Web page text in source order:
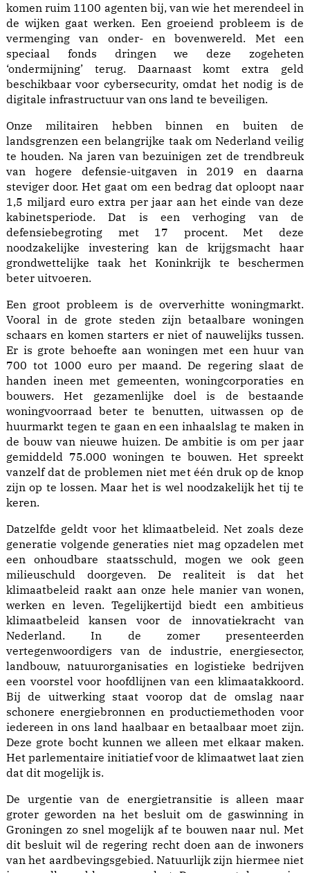
komen ruim 1100 agenten bij, van wie het merendeel in
de wijken gaat werken. Een groeiend probleem is de
vermenging van onder- en bovenwereld. Met een
speciaal fonds dringen we deze zogeheten
‘ondermijning’ terug. Daarnaast komt extra geld
beschikbaar voor cybersecurity, omdat het nodig is de
digitale infrastructuur van ons land te beveiligen.
Onze militairen hebben binnen en buiten de
landsgrenzen een belangrijke taak om Nederland veilig
te houden. Na jaren van bezuinigen zet de trendbreuk
van hogere defensie-uitgaven in 2019 en daarna
steviger door. Het gaat om een bedrag dat oploopt naar
1,5 miljard euro extra per jaar aan het einde van deze
kabinetsperiode. Dat is een verhoging van de
defensiebegroting met 17 procent. Met deze
noodzakelijke investering kan de krijgsmacht haar
grondwettelijke taak het Koninkrijk te beschermen
beter uitvoeren.
Een groot probleem is de oververhitte woningmarkt.
Vooral in de grote steden zijn betaalbare woningen
schaars en komen starters er niet of nauwelijks tussen.
Er is grote behoefte aan woningen met een huur van
700 tot 1000 euro per maand. De regering slaat de
handen ineen met gemeenten, woningcorporaties en
bouwers. Het gezamenlijke doel is de bestaande
woningvoorraad beter te benutten, uitwassen op de
huurmarkt tegen te gaan en een inhaalslag te maken in
de bouw van nieuwe huizen. De ambitie is om per jaar
gemiddeld 75.000 woningen te bouwen. Het spreekt
vanzelf dat de problemen niet met één druk op de knop
zijn op te lossen. Maar het is wel noodzakelijk het tij te
keren.
Datzelfde geldt voor het klimaatbeleid. Net zoals deze
generatie volgende generaties niet mag opzadelen met
een onhoudbare staatsschuld, mogen we ook geen
milieuschuld doorgeven. De realiteit is dat het
klimaatbeleid raakt aan onze hele manier van wonen,
werken en leven. Tegelijkertijd biedt een ambitieus
klimaatbeleid kansen voor de innovatiekracht van
Nederland. In de zomer presenteerden
vertegenwoordigers van de industrie, energiesector,
landbouw, natuurorganisaties en logistieke bedrijven
een voorstel voor hoofdlijnen van een klimaatakkoord.
Bij de uitwerking staat voorop dat de omslag naar
schonere energiebronnen en productiemethoden voor
iedereen in ons land haalbaar en betaalbaar moet zijn.
Deze grote bocht kunnen we alleen met elkaar maken.
Het parlementaire initiatief voor de klimaatwet laat zien
dat dit mogelijk is.
De urgentie van de energietransitie is alleen maar
groter geworden na het besluit om de gaswinning in
Groningen zo snel mogelijk af te bouwen naar nul. Met
dit besluit wil de regering recht doen aan de inwoners
van het aardbevingsgebied. Natuurlijk zijn hiermee niet